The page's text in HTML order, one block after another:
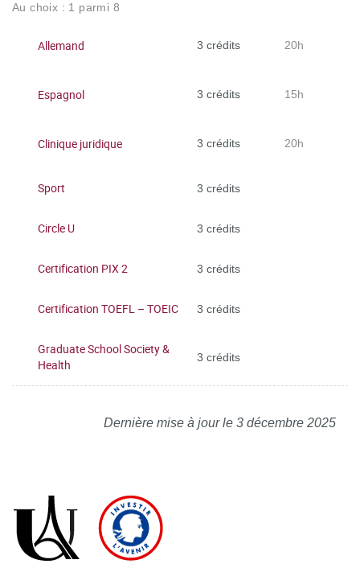
Au choix : 1 parmi 8
Allemand 3 crédits 20h
Espagnol 3 crédits 15h
Clinique juridique 3 crédits 20h
Sport 3 crédits
Circle U 3 crédits
Certification PIX 2 3 crédits
Certification TOEFL – TOEIC 3 crédits
Graduate School Society &
Health
3 crédits
Dernière mise à jour le 3 décembre 2025